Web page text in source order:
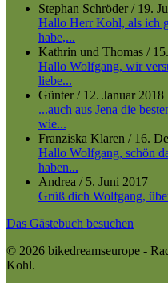
Stephan Schröder/ 19.
Hallo Herr Kohl, als ich
habe,...
Kathrin und Thomas /
Hallo Wolfgang, wir
liebe...
Günter/ 12. Januar 2018
...auch aus Jena die
wie...
Franziska Klaren / 16.
Hallo Wolfgang, schön
haben...
Andrea / 5. Juni 2017
Grüß dich Wolfgang,
Das Gästebuch besuchen
© 2026 bikedreamseurope -
Kohl.